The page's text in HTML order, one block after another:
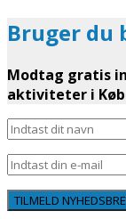
Bruger du
Modtag gratis
aktiviteter i
TILMELD